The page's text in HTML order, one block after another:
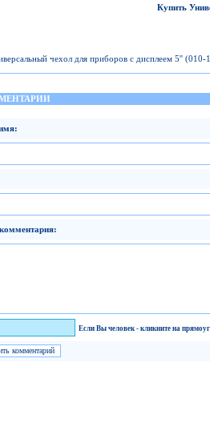
Купить
чехол для приборов с дисплеем 5''
Если Вы человек - кликните на